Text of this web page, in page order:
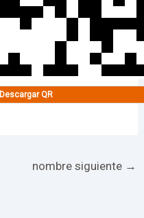
Descargar QR
nombre siguiente →